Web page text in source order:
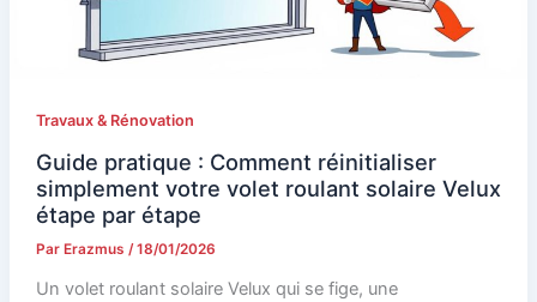
Travaux & Rénovation
Guide pratique : Comment réinitialiser
simplement votre volet roulant solaire Velux
étape par étape
Par Erazmus /18/01/2026
Un volet roulant solaire Velux qui se fige, une